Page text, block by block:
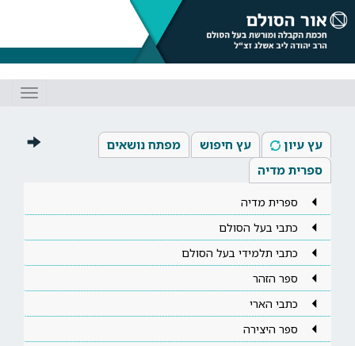
עץ עיון עץ חיפוש
מפתח נושאים
ספרית מדיה
ספרית מדיה
כתבי בעל הסולם
כתבי תלמידי בעל הסולם
ספר הזהר
כתבי הארי
ספר היצירה